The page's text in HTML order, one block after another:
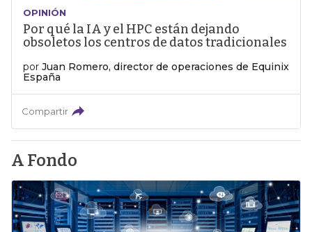
OPINIÓN
Por qué la IA y el HPC están dejando
obsoletos los centros de datos tradicionales
por Juan Romero, director de operaciones de Equinix
España
Compartir
A Fondo